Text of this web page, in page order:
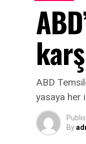
ABD
yasaya her
By